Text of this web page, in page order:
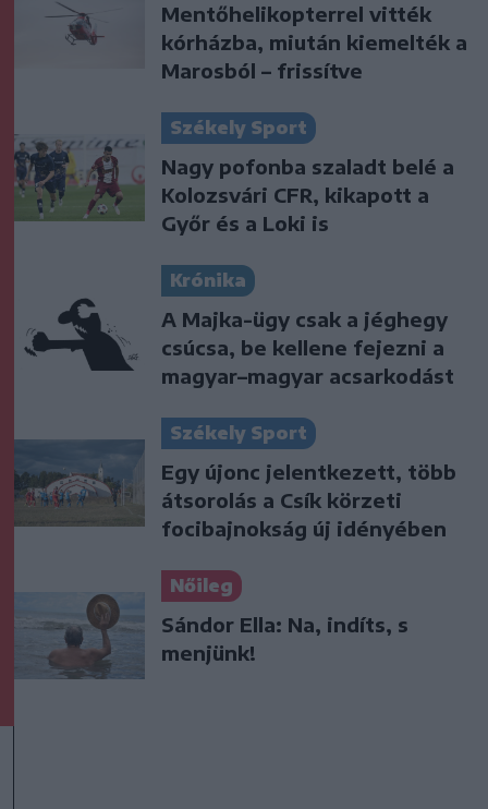
Mentőhelikopterrel vitték
kórházba, miután kiemelték a
Marosból – frissítve
Székely Sport
Nagy pofonba szaladt belé a
Kolozsvári CFR, kikapott a
Győr és a Loki is
Krónika
A Majka-ügy csak a jéghegy
csúcsa, be kellene fejezni a
magyar–magyar acsarkodást
Székely Sport
Egy újonc jelentkezett, több
átsorolás a Csík körzeti
focibajnokság új idényében
Nőileg
Sándor Ella: Na, indíts, s
menjünk!